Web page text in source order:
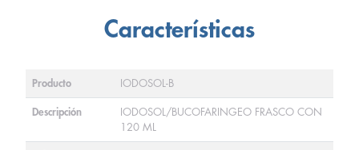
Características
Producto IODOSOL-B
Descripción
IODOSOL/BUCOFARINGEO FRASCO CON
120 ML